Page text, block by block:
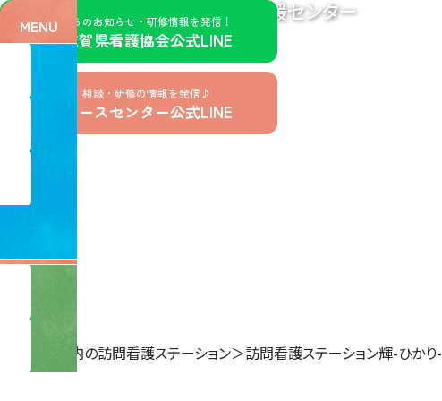
公益社団法人滋賀県看護協会 訪問看護支援センター
看護協会からのお知らせ・研修情報を発信！
公社）滋賀県看護協会公式LINE
お仕事探し、相談・研修の情報を発信♪
滋賀県ナースセンター公式LINE
MENU
＞ 県内の訪問看護ステーション＞訪問看護ステーション輝-ひかり-